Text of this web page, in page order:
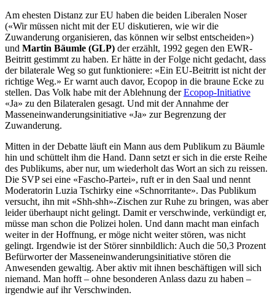
Am ehesten Distanz zur EU haben die beiden Liberalen Noser
(«Wir müssen nicht mit der EU diskutieren, wie wir die
Zuwanderung organisieren, das können wir selbst entscheiden»)
und Martin Bäumle (GLP) der erzählt, 1992 gegen den EWR-
Beitritt gestimmt zu haben. Er hätte in der Folge nicht gedacht, dass
der bilaterale Weg so gut funktioniere: «Ein EU-Beitritt ist nicht der
richtige Weg.» Er warnt auch davor, Ecopop in die braune Ecke zu
stellen. Das Volk habe mit der Ablehnung derEcopop-Initiative
«Ja» zu den Bilateralen gesagt. Und mit der Annahme der
Masseneinwanderungsinitiative «Ja» zur Begrenzung der
Zuwanderung.
Mitten in der Debatte läuft ein Mann aus dem Publikum zu Bäumle
hin und schüttelt ihm die Hand. Dann setzt er sich in die erste Reihe
des Publikums, aber nur, um wiederholt das Wort an sich zu reissen.
Die SVP sei eine «Fascho-Partei», ruft er in den Saal und nennt
Moderatorin Luzia Tschirky eine «Schnorritante». Das Publikum
versucht, ihn mit «Shh-shh»-Zischen zur Ruhe zu bringen, was aber
leider überhaupt nicht gelingt. Damit er verschwinde, verkündigt er,
müsse man schon die Polizei holen. Und dann macht man einfach
weiter in der Hoffnung, er möge nicht weiter stören, was nicht
gelingt. Irgendwie ist der Störer sinnbildlich: Auch die 50,3 Prozent
Befürworter der Masseneinwanderungsinitiative stören die
Anwesenden gewaltig. Aber aktiv mit ihnen beschäftigen will sich
niemand. Man hofft – ohne besonderen Anlass dazu zu haben –
irgendwie auf ihr Verschwinden.